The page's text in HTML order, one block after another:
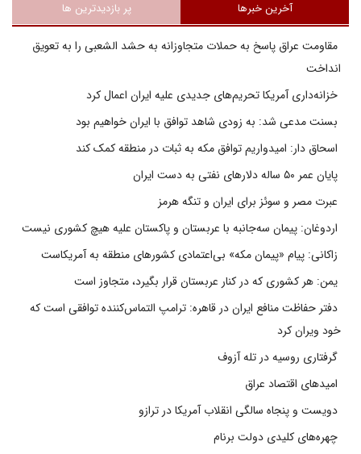
آخرین خبرها پر بازدیدترین ها
مقاومت عراق پاسخ به حملات متجاوزانه به حشد الشعبی را به تعویق
انداخت
خزانه‌داری آمریکا تحریم‌های جدیدی علیه ایران اعمال کرد
بسنت مدعی شد: به زودی شاهد توافق با ایران خواهیم بود
اسحاق دار: امیدواریم توافق مکه به ثبات در منطقه کمک کند
پایان عمر ۵۰ ساله دلارهای نفتی به دست ایران
عبرت مصر و سوئز برای ایران و تنگه هرمز
اردوغان: پیمان سه‌جانبه با عربستان و پاکستان علیه هیچ کشوری نیست
زاکانی: پیام «پیمان مکه» بی‌اعتمادی کشورهای منطقه به آمریکاست
یمن: هر کشوری که در کنار عربستان قرار بگیرد، متجاوز است
دفتر حفاظت منافع ایران در قاهره: ترامپ التماس‌کننده توافقی است که
خود ویران کرد
گرفتاری روسیه در تله آزوف
امیدهای اقتصاد عراق
دویست و پنجاه سالگی انقلاب آمریکا در ترازو
چهره‌های کلیدی دولت برنام